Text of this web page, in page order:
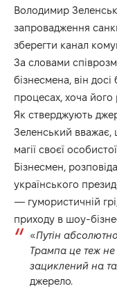
Володимир
запровадження
зберегти канал
За словами
бізнесмена, він
процесах, хоча
Як стверджують
Зеленський вважає,
магії своєї
Бізнесмен,
українського
— гумористичній
приходу в шоу-
«Путін
Трампа це теж не
зациклений на
джерело.